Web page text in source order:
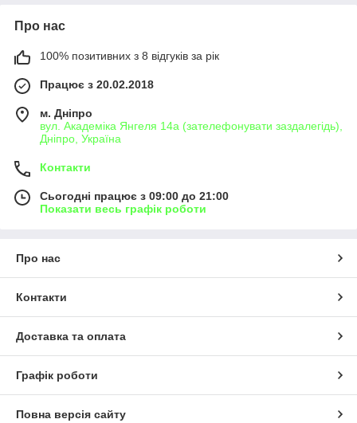
Про нас
100% позитивних з 8 відгуків за рік
Працює з 20.02.2018
м. Дніпро
вул. Академіка Янгеля 14а (зателефонувати заздалегідь),
Дніпро, Україна
Контакти
Сьогодні працює з 09:00 до 21:00
Показати весь графік роботи
Про нас
Контакти
Доставка та оплата
Графік роботи
Повна версія сайту